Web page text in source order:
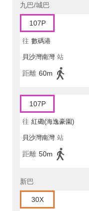
九巴/城巴
107P
往 數碼港
貝沙灣南灣 站
距離 60m
107P
往 紅磡(海逸豪園)
貝沙灣南灣 站
距離 50m
新巴
30X